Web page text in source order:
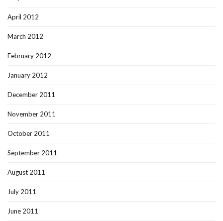
April 2012
March 2012
February 2012
January 2012
December 2011
November 2011
October 2011
September 2011
August 2011
July 2011
June 2011